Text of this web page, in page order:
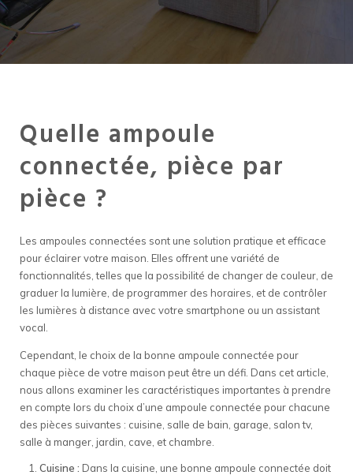
Quelle ampoule
connectée, pièce par
pièce ?
Les ampoules connectées sont une solution pratique et efficace
pour éclairer votre maison. Elles offrent une variété de
fonctionnalités, telles que la possibilité de changer de couleur, de
graduer la lumière, de programmer des horaires, et de contrôler
les lumières à distance avec votre smartphone ou un assistant
vocal.
Cependant, le choix de la bonne ampoule connectée pour
chaque pièce de votre maison peut être un défi. Dans cet article,
nous allons examiner les caractéristiques importantes à prendre
en compte lors du choix d’une ampoule connectée pour chacune
des pièces suivantes : cuisine, salle de bain, garage, salon tv,
salle à manger, jardin, cave, et chambre.
Cuisine : Dans la cuisine, une bonne ampoule connectée doit